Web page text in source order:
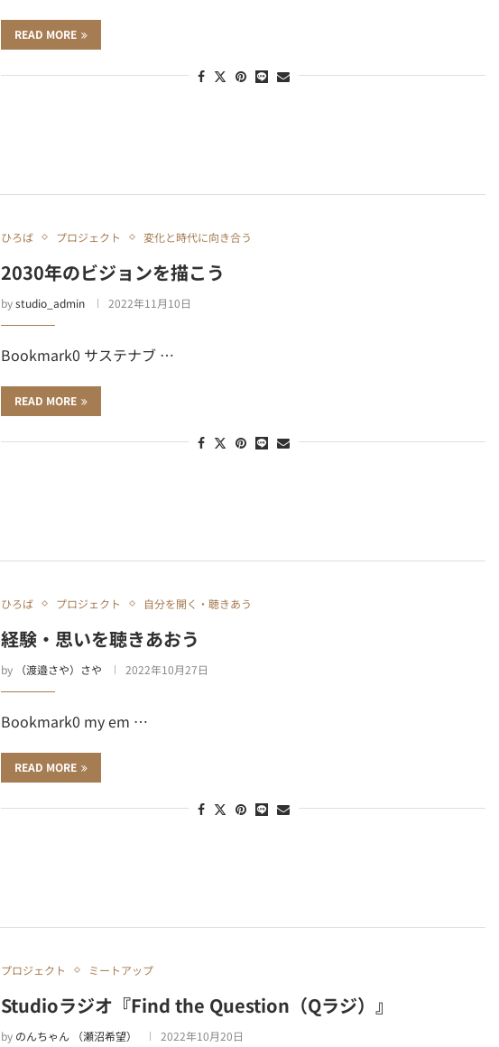
READ MORE
ひろば プロジェクト 変化と時代に向き合う
2030年のビジョンを描こう
bystudio_admin 2022年11月10日
Bookmark0 サステナブ …
READ MORE
ひろば プロジェクト 自分を開く・聴きあう
経験・思いを聴きあおう
by （渡邉さや）さや 2022年10月27日
Bookmark0 my em …
READ MORE
プロジェクト ミートアップ
Studioラジオ『Find the Question（Qラジ）』
by のんちゃん （瀬沼希望） 2022年10月20日